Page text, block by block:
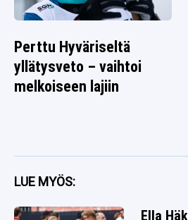
Perttu Hyväriseltä
yllätysveto – vaihtoi
melkoiseen lajiin
LUE MYÖS:
Ella